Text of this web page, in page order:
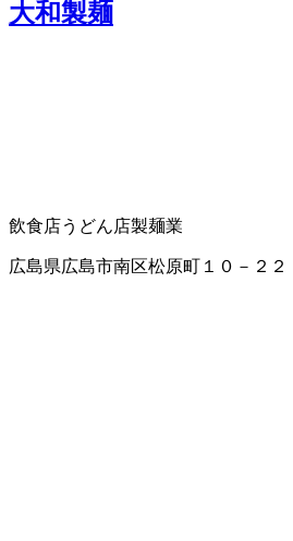
大和製麺
飲食店うどん店製麺業
広島県広島市南区松原町１０－２２